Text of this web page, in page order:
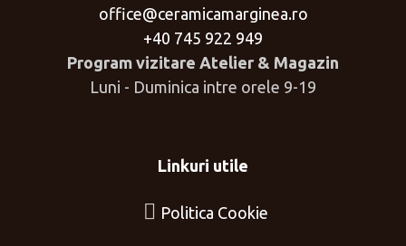
office@ceramicamarginea.ro
+40 745 922 949
Program vizitare Atelier & Magazin
Luni - Duminica intre orele 9-19
Linkuri utile
Politica Cookie